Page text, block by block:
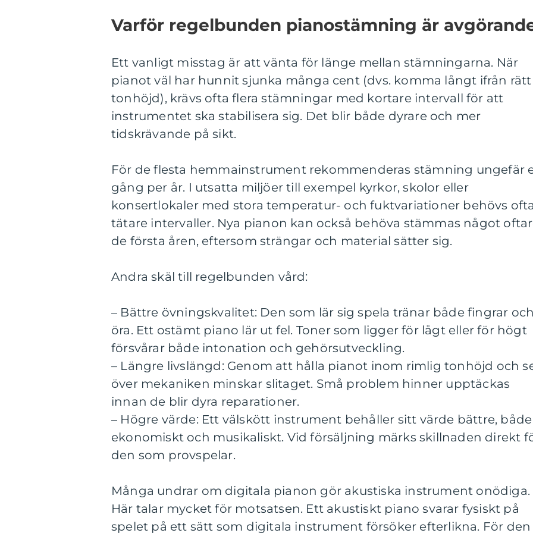
Varför regelbunden pianostämning är
Ett vanligt misstag är att vänta för länge mellan stämningarna. När
pianot väl har hunnit sjunka många cent (dvs. komma långt ifrån rätt
tonhöjd), krävs ofta flera stämningar med kortare intervall för att
instrumentet ska stabilisera sig. Det blir både dyrare och mer
tidskrävande på sikt.
För de flesta hemmainstrument rekommenderas stämning ungefär
gång per år. I utsatta miljöer till exempel kyrkor, skolor eller
konsertlokaler med stora temperatur- och fuktvariationer behövs ofta
tätare intervaller. Nya pianon kan också behöva stämmas något
de första åren, eftersom strängar och material sätter sig.
Andra skäl till regelbunden vård:
– Bättre övningskvalitet: Den som lär sig spela tränar både fingrar och
öra. Ett ostämt piano lär ut fel. Toner som ligger för lågt eller för högt
försvårar både intonation och gehörsutveckling.
– Längre livslängd: Genom att hålla pianot inom rimlig tonhöjd och
över mekaniken minskar slitaget. Små problem hinner upptäckas
innan de blir dyra reparationer.
– Högre värde: Ett välskött instrument behåller sitt värde bättre, både
ekonomiskt och musikaliskt. Vid försäljning märks skillnaden direkt
den som provspelar.
Många undrar om digitala pianon gör akustiska instrument onödiga.
Här talar mycket för motsatsen. Ett akustiskt piano svarar fysiskt på
spelet på ett sätt som digitala instrument försöker efterlikna. För den